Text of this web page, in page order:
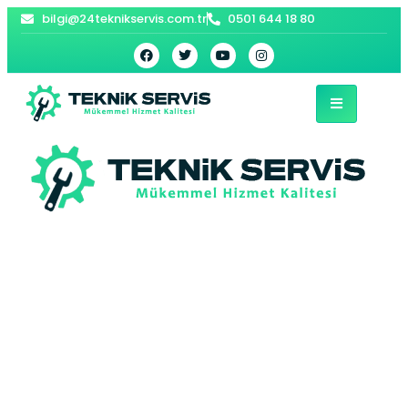
bilgi@24teknikservis.com.tr 0501 644 18 80